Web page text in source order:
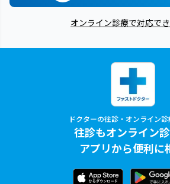
オンライン診療で対応で
ドクターの往診・オンライン診
往診もオンライン
アプリから便利に